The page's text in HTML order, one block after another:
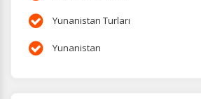
Yunanistan Turları
Yunanistan